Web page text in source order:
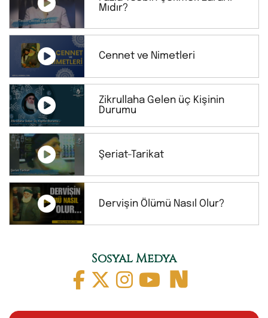
Mıdır?
Cennet ve Nimetleri
Zikrullaha Gelen üç Kişinin
Durumu
Şeriat-Tarikat
Dervişin Ölümü Nasıl Olur?
Sosyal Medya